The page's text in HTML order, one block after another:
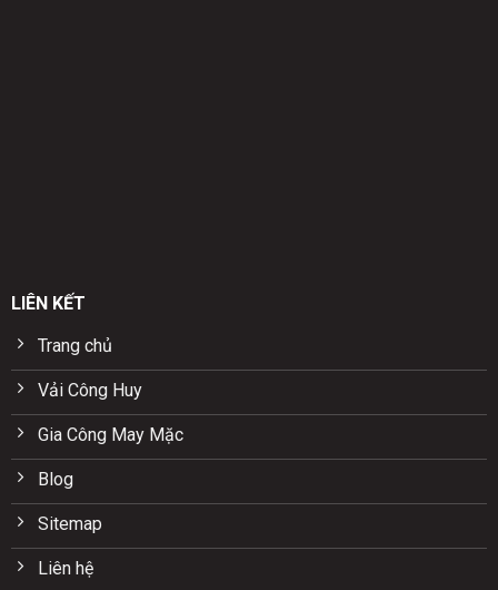
LIÊN KẾT
Trang chủ
Vải Công Huy
Gia Công May Mặc
Blog
Sitemap
Liên hệ